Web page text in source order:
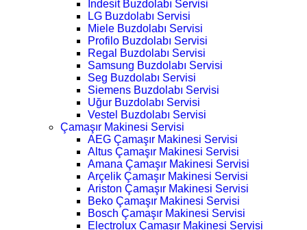
İndesit Buzdolabı Servisi
LG Buzdolabı Servisi
Miele Buzdolabı Servisi
Profilo Buzdolabı Servisi
Regal Buzdolabı Servisi
Samsung Buzdolabı Servisi
Seg Buzdolabı Servisi
Siemens Buzdolabı Servisi
Uğur Buzdolabı Servisi
Vestel Buzdolabı Servisi
Çamaşır Makinesi Servisi
AEG Çamaşır Makinesi Servisi
Altus Çamaşır Makinesi Servisi
Amana Çamaşır Makinesi Servisi
Arçelik Çamaşır Makinesi Servisi
Ariston Çamaşır Makinesi Servisi
Beko Çamaşır Makinesi Servisi
Bosch Çamaşır Makinesi Servisi
Electrolux Çamaşır Makinesi Servisi